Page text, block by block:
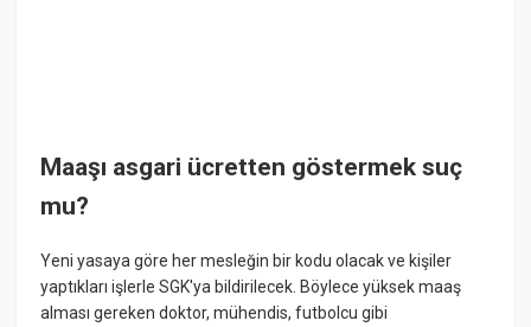
Maaşı asgari ücretten göstermek suç
mu?
Yeni yasaya göre her mesleğin bir kodu olacak ve kişiler
yaptıkları işlerle SGK'ya bildirilecek. Böylece yüksek maaş
alması gereken doktor, mühendis, futbolcu gibi